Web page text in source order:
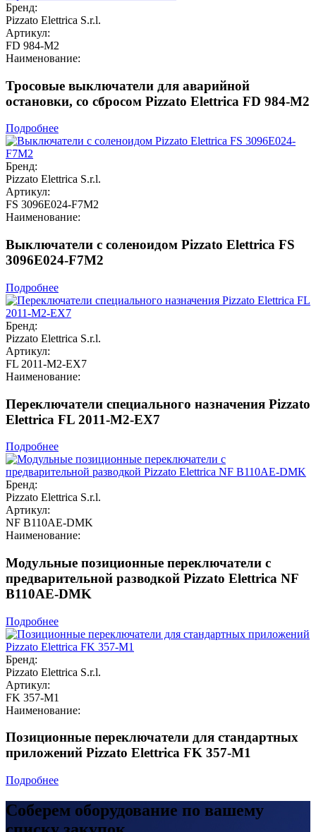
Бренд:
Pizzato Elettrica S.r.l.
Артикул:
FD 984-M2
Наименование:
Тросовые выключатели для аварийной
остановки, со сбросом Pizzato Elettrica FD 984-M2
Подробнее
Бренд:
Pizzato Elettrica S.r.l.
Артикул:
FS 3096E024-F7M2
Наименование:
Выключатели с соленоидом Pizzato Elettrica FS
3096E024-F7M2
Подробнее
Бренд:
Pizzato Elettrica S.r.l.
Артикул:
FL 2011-M2-EX7
Наименование:
Переключатели специального назначения Pizzato
Elettrica FL 2011-M2-EX7
Подробнее
Бренд:
Pizzato Elettrica S.r.l.
Артикул:
NF B110AE-DMK
Наименование:
Модульные позиционные переключатели с
предварительной разводкой Pizzato Elettrica NF
B110AE-DMK
Подробнее
Бренд:
Pizzato Elettrica S.r.l.
Артикул:
FK 357-M1
Наименование:
Позиционные переключатели для стандартных
приложений Pizzato Elettrica FK 357-M1
Подробнее
Соберем оборудование по вашему